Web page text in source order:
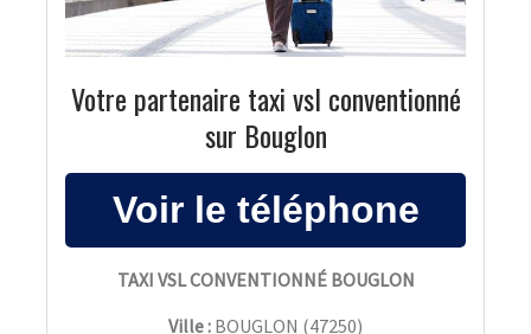
Votre partenaire taxi vsl conventionné
sur Bouglon
TAXI VSL CONVENTIONNÉ BOUGLON
Ville : BOUGLON (47250)